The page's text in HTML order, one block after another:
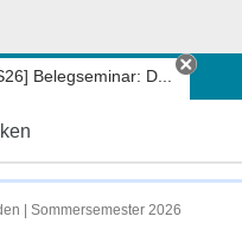
Belegseminar: D...
Tab
| Sommersemester 2026